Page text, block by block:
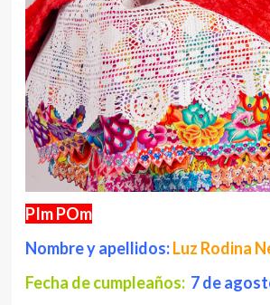
PIm POm
Nombre y apellidos:Luz Rodina
Fecha de cumpleaños:7 de